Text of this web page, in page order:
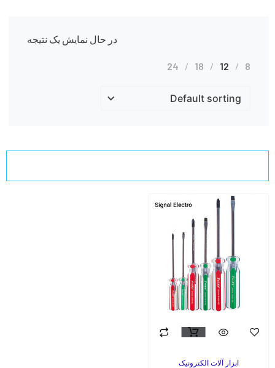
در حال نمایش یک نتیجه
8
12
18
24
ابزار آلات الکترونیک